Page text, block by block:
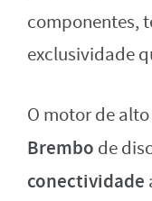
componentes,
exclusividade
O motor de
Brembo de
conectividade